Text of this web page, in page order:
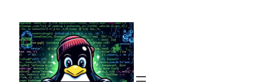
innehåll